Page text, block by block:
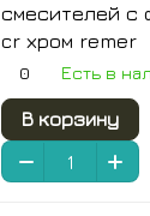
смесителей с
cr хром remer
0 Есть в
В корзину